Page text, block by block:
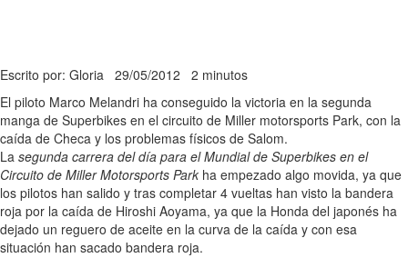
Escrito por: Gloria 29/05/2012 2 minutos
El piloto Marco Melandri ha conseguido la victoria en la segunda
manga de Superbikes en el circuito de Miller motorsports Park, con la
caída de Checa y los problemas físicos de Salom.
La segunda carrera del día para el Mundial de Superbikes en el
Circuito de Miller Motorsports Park ha empezado algo movida, ya que
los pilotos han salido y tras completar 4 vueltas han visto la bandera
roja por la caída de Hiroshi Aoyama, ya que la Honda del japonés ha
dejado un reguero de aceite en la curva de la caída y con esa
situación han sacado bandera roja.